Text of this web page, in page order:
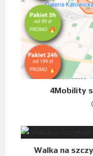
4Mobility
Walka na